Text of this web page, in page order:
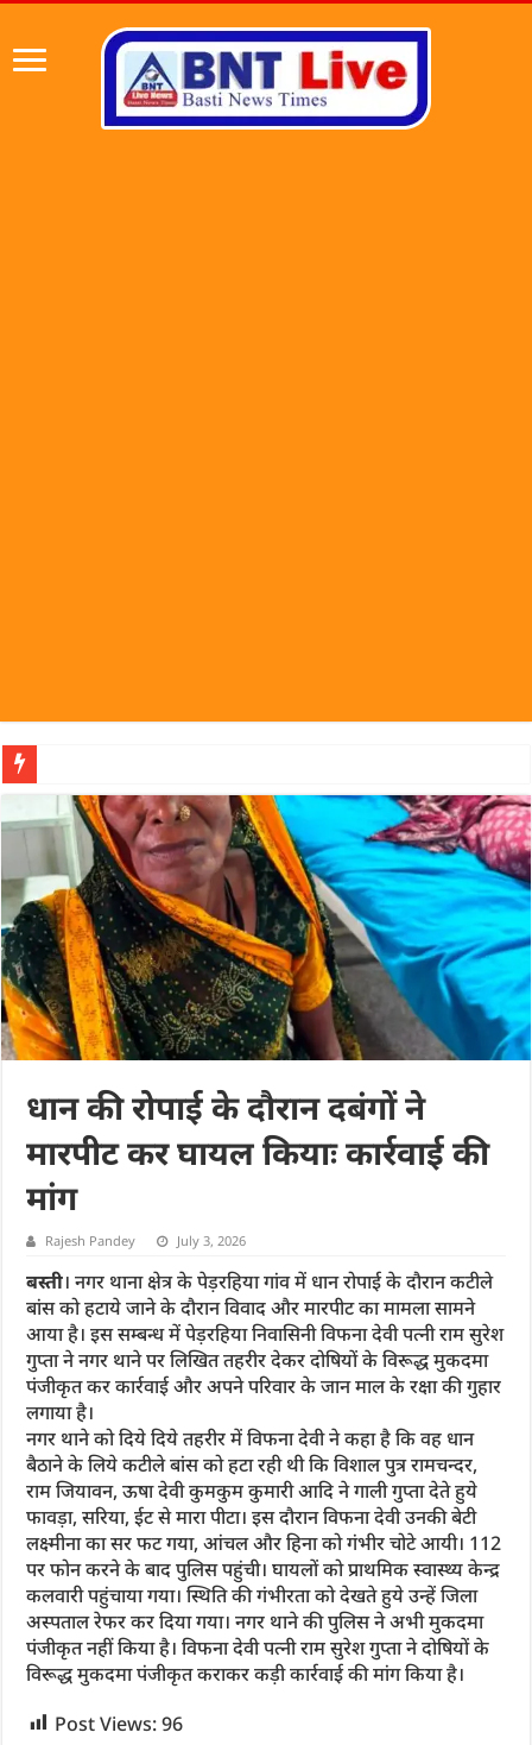
धान की रोपाई के दौरान दबंगों ने
मारपीट कर घायल कियाः कार्रवाई की
मांग
Rajesh Pandey July 3, 2026
बस्ती। नगर थाना क्षेत्र के पेड़रहिया गांव में धान रोपाई के दौरान कटीले
बांस को हटाये जाने के दौरान विवाद और मारपीट का मामला सामने
आया है। इस सम्बन्ध में पेड़रहिया निवासिनी विफना देवी पत्नी राम सुरेश
गुप्ता ने नगर थाने पर लिखित तहरीर देकर दोषियों के विरूद्ध मुकदमा
पंजीकृत कर कार्रवाई और अपने परिवार के जान माल के रक्षा की गुहार
लगाया है।
नगर थाने को दिये दिये तहरीर में विफना देवी ने कहा है कि वह धान
बैठाने के लिये कटीले बांस को हटा रही थी कि विशाल पुत्र रामचन्दर,
राम जियावन, ऊषा देवी कुमकुम कुमारी आदि ने गाली गुप्ता देते हुये
फावड़ा, सरिया, ईट से मारा पीटा। इस दौरान विफना देवी उनकी बेटी
लक्ष्मीना का सर फट गया, आंचल और हिना को गंभीर चोटे आयी। 112
पर फोन करने के बाद पुलिस पहुंची। घायलों को प्राथमिक स्वास्थ्य केन्द्र
कलवारी पहुंचाया गया। स्थिति की गंभीरता को देखते हुये उन्हें जिला
अस्पताल रेफर कर दिया गया। नगर थाने की पुलिस ने अभी मुकदमा
पंजीकृत नहीं किया है। विफना देवी पत्नी राम सुरेश गुप्ता ने दोषियों के
विरूद्ध मुकदमा पंजीकृत कराकर कड़ी कार्रवाई की मांग किया है।
Post Views:96